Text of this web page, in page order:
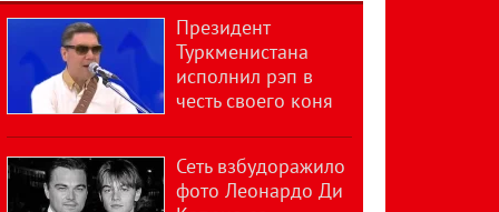
Президент
Туркменистана
исполнил рэп в
честь своего коня
Сеть взбудоражило
фото Леонардо Ди